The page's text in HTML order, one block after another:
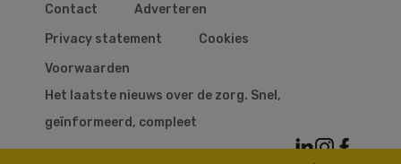
Contact
Adverteren
Privacy statement
Cookies
Voorwaarden
Het laatste nieuws over de zorg. Snel,
geïnformeerd, compleet